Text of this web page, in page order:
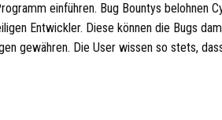
einführen. Bug Bountys belohnen
Entwickler. Diese können die Bugs
gewähren. Die User wissen so stets,